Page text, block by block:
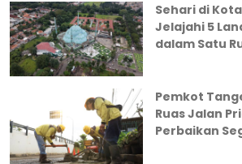
Sehari di
Jelajahi 5
dalam Satu
Pemkot
Ruas Jalan
Perbaikan